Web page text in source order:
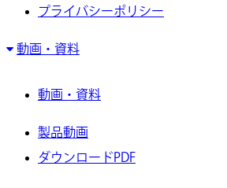
プライバシーポリシー
動画・資料
動画・資料
製品動画
ダウンロードPDF